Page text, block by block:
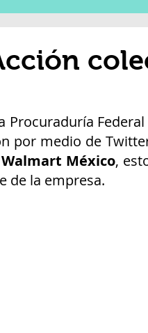
Procuraduría
por medio de
Walmart México,
de la empresa.